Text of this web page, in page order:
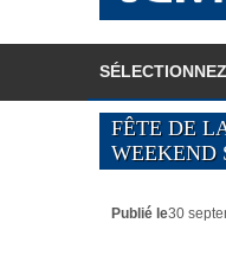
FÊTE DE
WEEKEND
Publié le30